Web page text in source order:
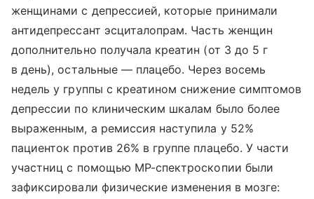
женщинами с депрессией, которые принимали
антидепрессант эсциталопрам. Часть женщин
дополнительно получала креатин (от 3 до 5 г
в день), остальные — плацебо. Через восемь
недель у группы с креатином снижение симптомов
депрессии по клиническим шкалам было более
выраженным, а ремиссия наступила у 52%
пациенток против 26% в группе плацебо. У части
участниц с помощью МР-спектроскопии были
зафиксировали физические изменения в мозге: